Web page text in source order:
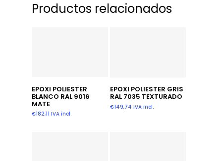
Productos relacionados
Añadir Al Carrito
EPOXI POLIESTER
BLANCO RAL 9016
MATE
€182,11 IVA incl.
Leer Más
EPOXI POLIESTER GRIS
RAL 7035 TEXTURADO
€149,74 IVA incl.